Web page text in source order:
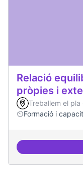
Relació
pròpies i
Treballem el
Formació i